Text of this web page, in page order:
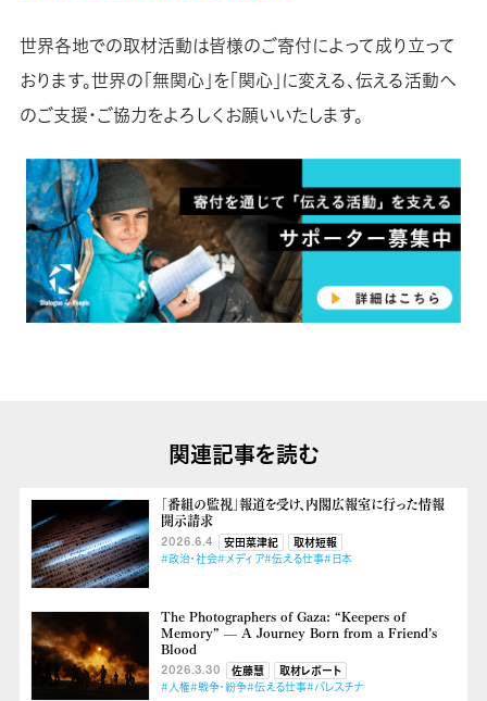
世界各地での取材活動は皆様のご寄付によって成り立って
おります。世界の「無関心」を「関心」に変える、伝える活動へ
のご支援・ご協力をよろしくお願いいたします。
関連記事を読む
「番組の監視」報道を受け、内閣広報室に行った情報
開示請求
2026.6.4 安田菜津紀
取材短報
#政治・社会#メディア#伝える仕事#日本
The Photographers of Gaza: “Keepers of
Memory” — A Journey Born from a Friend’s
Blood
2026.3.30 佐藤慧
取材レポート
#人権#戦争・紛争#伝える仕事#パレスチナ